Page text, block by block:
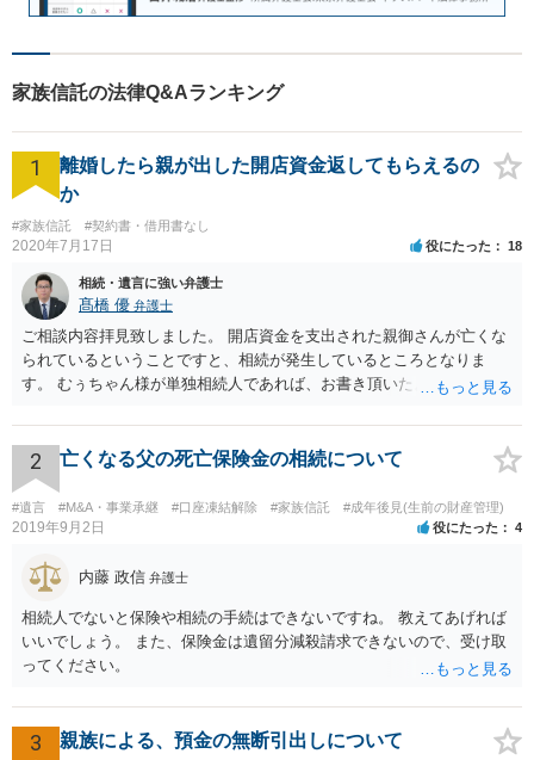
家族信託の法律Q&Aランキング
1
離婚したら親が出した開店資金返してもらえるの
か
#家族信託 #契約書・借用書なし
2020年7月17日 役にたった 18
相続・遺言に強い弁護士
髙橋 優 弁護士
ご相談内容拝見致しました。 開店資金を支出された親御さんが亡くな
られているということですと、相続が発生しているところとなりま
す。 むぅちゃん様が単独相続人であれば、お書き頂いたような方法で
相続人おられるということであれば、他の相続人との協議が必要とな
るところです。 また、当該点とは別にご主人から貸付ではなく贈与で
あると主張される可能性がございます。 その場合には、貸付であるこ
とを伺わせる事情をどれだけ積み重ねることが出来るか、というとこ
ろとなります。 返済の事実や、返済を約束するメール等です。 金額の
おく方が宜しいかと思います。 緊急という訳ではないかと思います
が、事前準備が早い方が有効な手段が増える傾向にありますので、早
目に弁護士を入れられることを御検討頂くと良いかと思います。
2 亡くなる父の死亡保険金の相続について
#遺言 #M&A・事業承継 #口座凍結解除 #家族信託 #成年後見(生前の財産管理)
2019年9月2日 役にたった 4
内藤 政信 弁護士
相続人でないと保険や相続の手続はできないですね。 教えてあげれば
いいでしょう。 また、保険金は遺留分減殺請求できないので、受け取
ってください。
3 親族による、預金の無断引出しについて